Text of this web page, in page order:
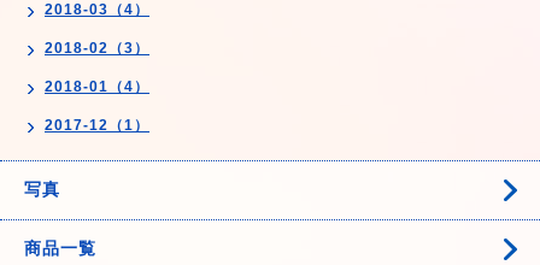
2018-03（4）
2018-02（3）
2018-01（4）
2017-12（1）
写真
商品一覧